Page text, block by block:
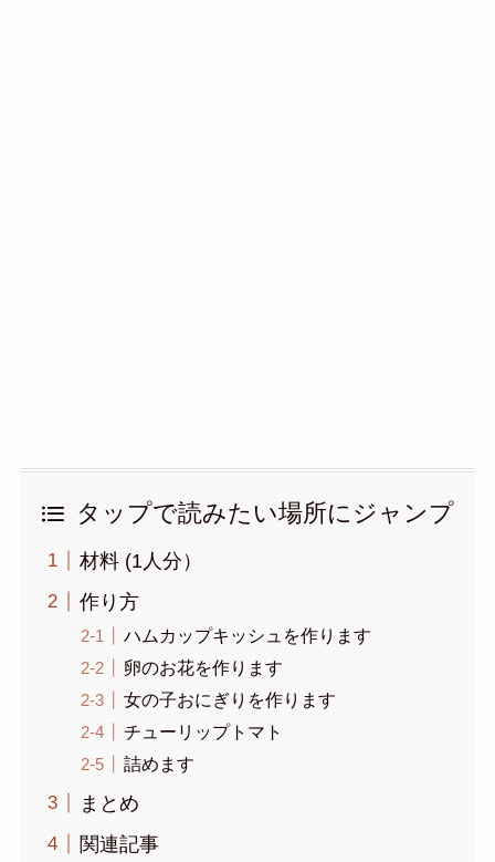
タップで読みたい場所にジャンプ
材料 (1人分）
作り方
ハムカップキッシュを作ります
卵のお花を作ります
女の子おにぎりを作ります
チューリップトマト
詰めます
まとめ
関連記事